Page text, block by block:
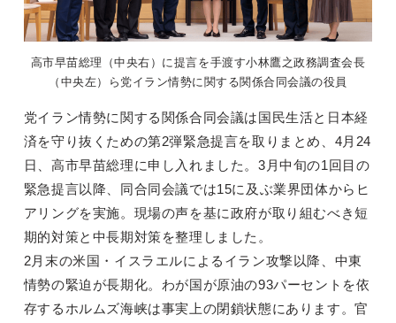
高市早苗総理（中央右）に提言を手渡す小林鷹之政務調査会長
（中央左）ら党イラン情勢に関する関係合同会議の役員
党イラン情勢に関する関係合同会議は国民生活と日本経
済を守り抜くための第2弾緊急提言を取りまとめ、4月24
日、高市早苗総理に申し入れました。3月中旬の1回目の
緊急提言以降、同合同会議では15に及ぶ業界団体からヒ
アリングを実施。現場の声を基に政府が取り組むべき短
期的対策と中長期対策を整理しました。
2月末の米国・イスラエルによるイラン攻撃以降、中東
情勢の緊迫が長期化。わが国が原油の93パーセントを依
存するホルムズ海峡は事実上の閉鎖状態にあります。官